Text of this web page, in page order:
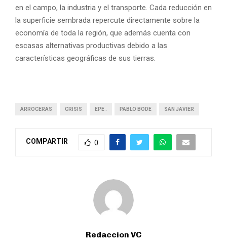
en el campo, la industria y el transporte. Cada reducción en
la superficie sembrada repercute directamente sobre la
economía de toda la región, que además cuenta con
escasas alternativas productivas debido a las
características geográficas de sus tierras.
ARROCERAS CRISIS EPE . PABLO BODE SAN JAVIER
COMPARTIR 0
Redaccion VC